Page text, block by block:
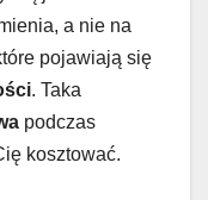
a nie na
pojawiają się
. Taka
podczas
kosztować.